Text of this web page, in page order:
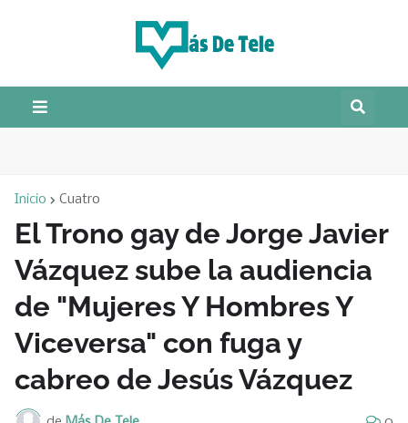
Inicio Cuatro
El Trono gay de Jorge Javier
Vázquez sube la audiencia
de "Mujeres Y Hombres Y
Viceversa" con fuga y
cabreo de Jesús Vázquez